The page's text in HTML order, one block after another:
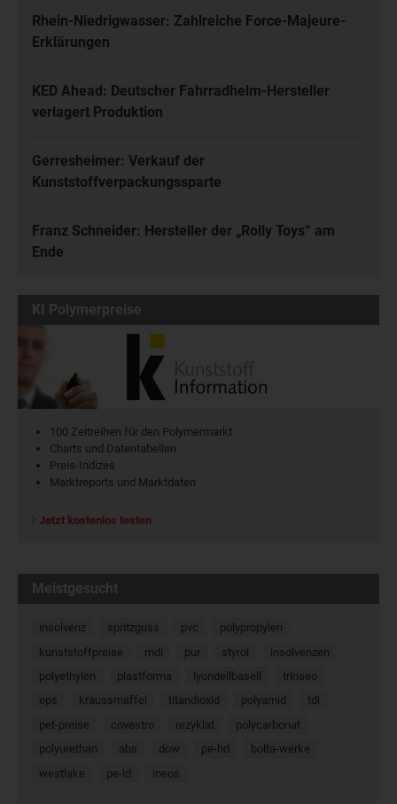
Rhein-Niedrigwasser: Zahlreiche Force-Majeure-
Erklärungen
KED Ahead: Deutscher Fahrradhelm-Hersteller
verlagert Produktion
Gerresheimer: Verkauf der
Kunststoffverpackungssparte
Franz Schneider: Hersteller der „Rolly Toys“ am
Ende
KI Polymerpreise
100 Zeitreihen für den Polymermarkt
Charts und Datentabellen
Preis-Indizes
Marktreports und Marktdaten
Jetzt kostenlos testen
Meistgesucht
insolvenz spritzguss pvc
polypropylen
kunststoffpreise
mdi pur styrol
insolvenzen
polyethylen
plastforma lyondellbasell
trinseo
eps
kraussmaffei titandioxid polyamid
tdi
pet-preise
covestro rezyklat
polycarbonat
polyurethan
abs dow pe-hd
bolta-werke
westlake
pe-ld ineos